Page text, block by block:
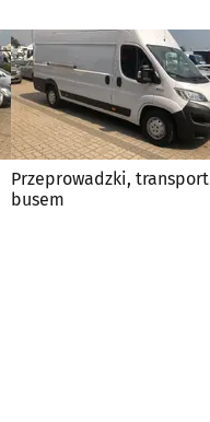
Przeprowadzki, transport
busem